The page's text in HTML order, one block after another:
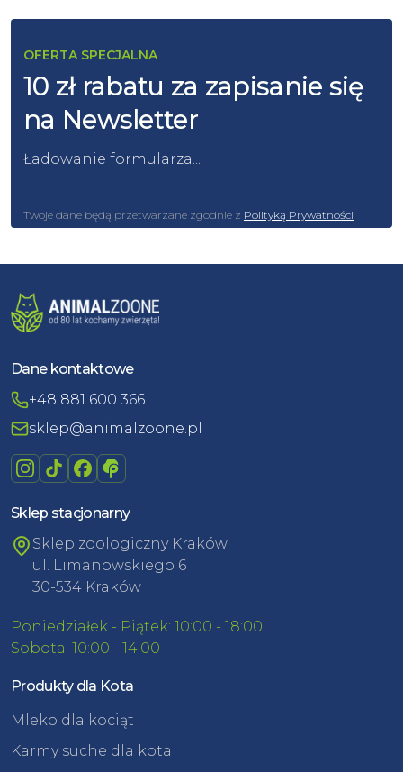
OFERTA SPECJALNA
10 zł rabatu za zapisanie się
na Newsletter
Ładowanie formularza...
Twoje dane będą przetwarzane zgodnie z Polityką Prywatności
Dane kontaktowe
+48 881 600 366
sklep@animalzoone.pl
Sklep stacjonarny
Sklep zoologiczny Kraków
ul. Limanowskiego 6
30-534 Kraków
Poniedziałek - Piątek: 10:00 - 18:00
Sobota: 10:00 - 14:00
Produkty dla Kota
Mleko dla kociąt
Karmy suche dla kota